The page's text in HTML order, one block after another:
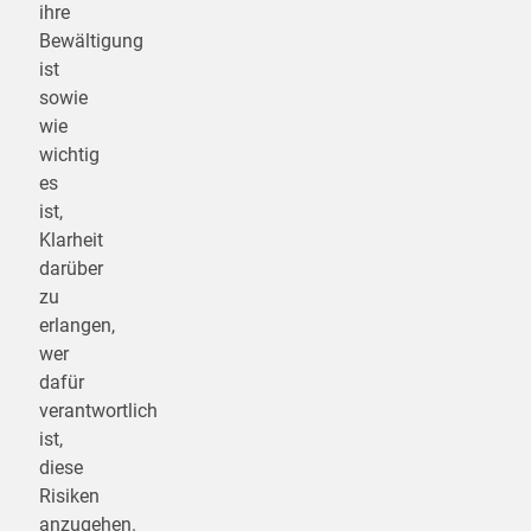
ihre
Bewältigung
ist
sowie
wie
wichtig
es
ist,
Klarheit
darüber
zu
erlangen,
wer
dafür
verantwortlich
ist,
diese
Risiken
anzugehen.